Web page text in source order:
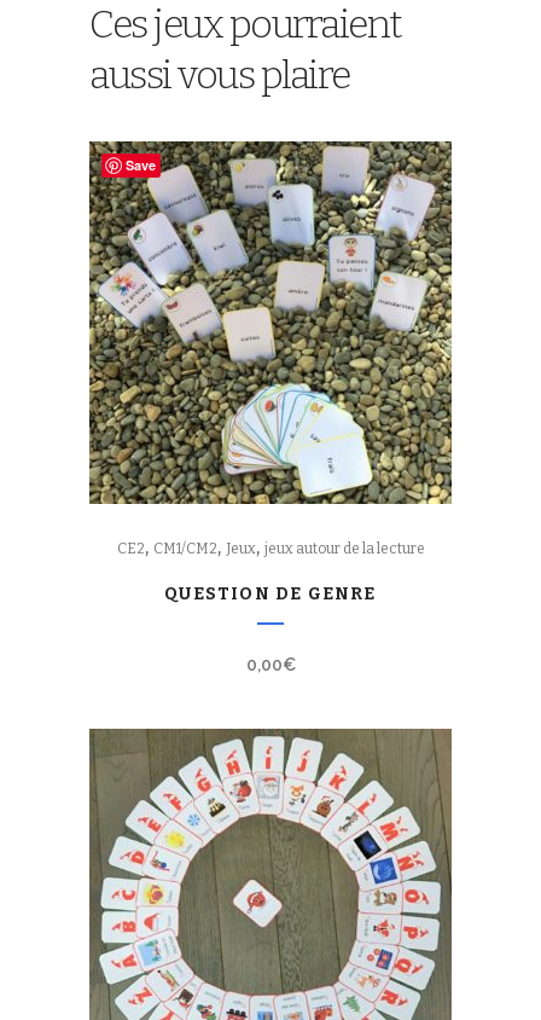
Ces jeux pourraient
aussi vous plaire
CE2, CM1/CM2, Jeux, jeux autour de la lecture
QUESTION DE GENRE
0,00€
Save